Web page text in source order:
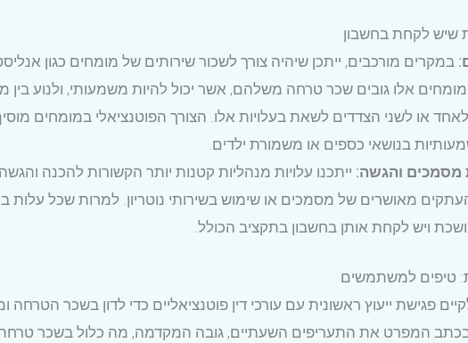
שיש לקחת בחשבון
במקרים מורכבים, ייתכן שיהיה צורך לשכור שירותים של מומחים כגון
מומחים אלו גובים שכר טרחה משלהם, אשר יכול להיות משמעותי, ולנוע
או לשני הצדדים לשאת בעלויות אלו. הצורך הפוטנציאלי במומחים
בנושאי כספים או משמורת ילדים.
מסמכים והגשה: ייתכנו עלויות מנהליות קטנות יותר הקשורות להכנה
מאושרים של מסמכים או שימוש בשירותי נוטריון. למרות שכל עלות
ויש לקחת אותן בחשבון בתקציב הכולל.
טיפים למשתמשים
פגישת ייעוץ ראשונית עם עורכי דין פוטנציאליים כדי לדון בשכר
המפרט את התעריפים השעתיים, גובה המקדמה, מה כלול בשכר טרחה